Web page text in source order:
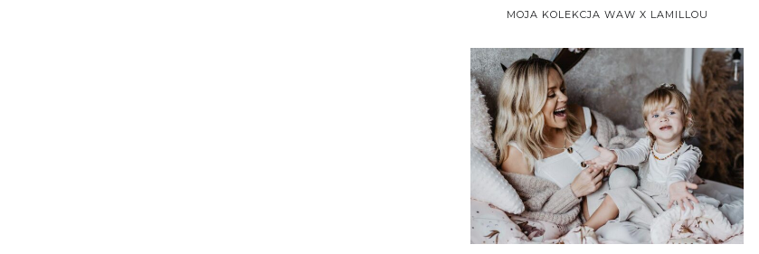
MOJA KOLEKCJA WAW X LAMILLOU